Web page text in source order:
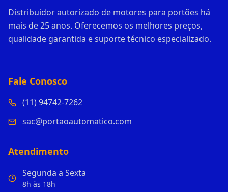
Distribuidor autorizado de motores para portões há
mais de 25 anos. Oferecemos os melhores preços,
qualidade garantida e suporte técnico especializado.
Fale Conosco
(11) 94742-7262
sac@portaoautomatico.com
Atendimento
Segunda a Sexta
8h às 18h